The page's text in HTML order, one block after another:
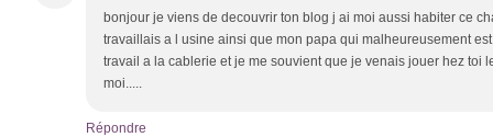
bonjour je viens de decouvrir ton blog j ai moi aussi habiter ce
travaillais a l usine ainsi que mon papa qui malheureusement
travail a la cablerie et je me souvient que je venais jouer hez toi
moi.....
Répondre